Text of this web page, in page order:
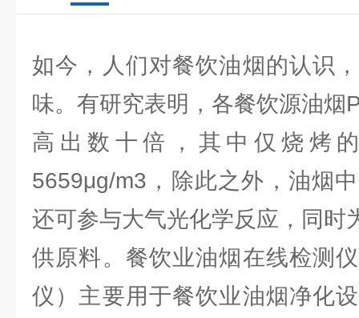
如今，人们对餐饮油烟的认识
味。有研究表明，各餐饮源油烟
高出数十倍，其中仅烧烤
5659μg/m3，除此之外，油烟
还可参与大气光化学反应，同时
供原料。餐饮业油烟在线检测
仪）主要用于餐饮业油烟净化